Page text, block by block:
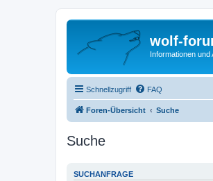
wolf-
Informationen
Schnellzugriff FAQ
Foren-Übersicht Suche
Suche
SUCHANFRAGE